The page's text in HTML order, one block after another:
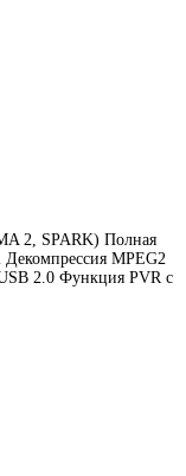
2, SPARK) Полная
MPEG2
2.0 Функция PVR с